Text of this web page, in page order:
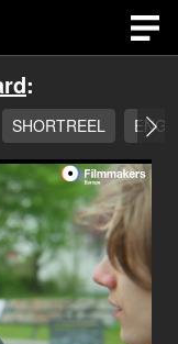
:
SHORTREEL